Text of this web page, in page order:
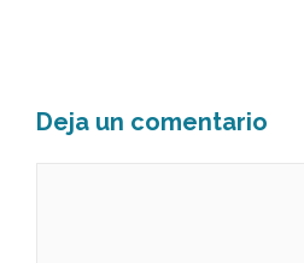
Deja un comentario